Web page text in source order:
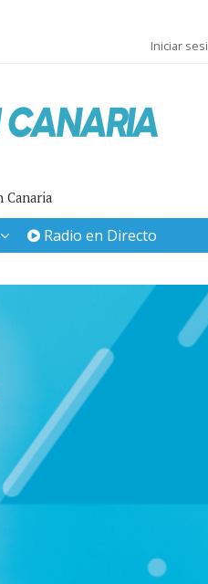
Iniciar
Canaria
Radio en Directo